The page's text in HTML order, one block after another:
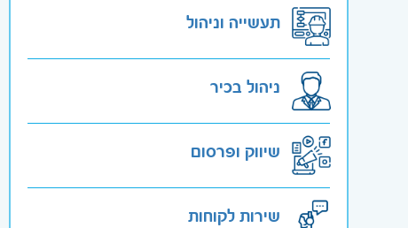
תעשייה וניהול
ניהול בכיר
שיווק ופרסום
שירות לקוחות